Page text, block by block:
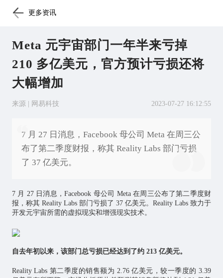
更多资讯
Meta 元宇宙部门一年半来亏掉
210 多亿美元，官方预计亏损还将
大幅增加
来源 | 网易科技 2023-07-27 16:12:55
7 月 27 日消息，Facebook 母公司 Meta 在周三公
布了第二季度财报，称其 Reality Labs 部门亏损
了 37 亿美元。
7 月 27 日消息，Facebook 母公司 Meta 在周三公布了第二季度财
报，称其 Reality Labs 部门亏损了 37 亿美元。Reality Labs 致力于
开发元宇宙所需的虚拟现实和增强现实技术。
自去年初以来，该部门总亏损已经达到了约 213 亿美元。
Reality Labs 第二季度的销售额为 2.76 亿美元，较一季度的 3.39